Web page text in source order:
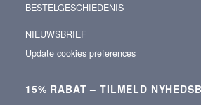
BESTELGESCHIEDENIS
NIEUWSBRIEF
Update cookies preferences
15% RABAT – TILMELD